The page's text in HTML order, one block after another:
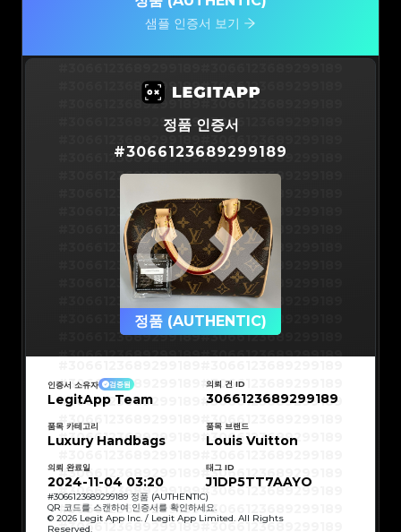
샘플 인증서 보기
#3066123689299189#3066123689299189
#3066123689299189#3066123689299189
#3066123689299189#3066123689299189
#3066123689299189#3066123689299189
#3066123689299189#3066123689299189
#3066123689299189#3066123689299189
#3066123689299189#3066123689299189
#3066123689299189#3066123689299189
#3066123689299189#3066123689299189
#3066123689299189#3066123689299189
#3066123689299189#3066123689299189
#3066123689299189#3066123689299189
#3066123689299189#3066123689299189
#3066123689299189#3066123689299189
#3066123689299189
#3066123689299189
#3066123689299189
#3066123689299189
#3066123689299189
#3066123689299189
#3066123689299189
#3066123689299189
#3066123689299189
#3066123689299189
#3066123689299189
#3066123689299189
#3066123689299189#3066123689299189
#3066123689299189#3066123689299189
정품 인증서
#3066123689299189
정품 (AUTHENTIC)
#3066123689299189
#3066123689299189
#3066123689299189
#3066123689299189
#3066123689299189
#3066123689299189
#3066123689299189
#3066123689299189
#3066123689299189
#3066123689299189
#3066123689299189#3066123689299189
#3066123689299189#3066123689299189
#3066123689299189#3066123689299189
인증서 소유자 검증됨
LegitApp Team
의뢰 건 ID
3066123689299189
품목 카테고리
Luxury Handbags
품목 브랜드
Louis Vuitton
의뢰 완료일
2024-11-04 03:20
태그 ID
J1DP5TT7AAYO
#3066123689299189 정품 (AUTHENTIC)
QR 코드를 스캔하여 인증서를 확인하세요.
© 2026 Legit App Inc. / Legit App Limited. All Rights
Reserved.